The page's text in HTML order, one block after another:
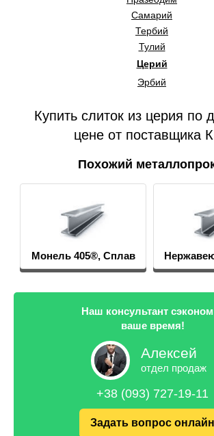
Самарий
Тербий
Тулий
Церий
Эрбий
Купить слиток из церия по
цене от поставщика
Похожий
Монель 405®, Сплав
405
Наш консультант
ваше время!
Алексей
отдел продаж
+38 (093) 727-19-11
Задать вопрос онлайн